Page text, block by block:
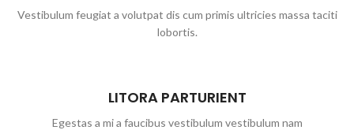
Vestibulum feugiat a volutpat dis cum primis ultricies massa taciti
lobortis.
LITORA PARTURIENT
Egestas a mi a faucibus vestibulum vestibulum nam